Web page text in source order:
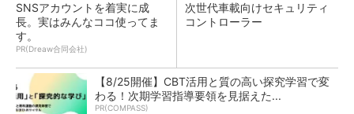
SNSアカウントを着実に成
長。実はみんなココ使ってま
す。
PR(Dreaw合同会社)
次世代車載向けセキュリティ
コントローラー
【8/25開催】CBT活用と質の高い探究学習で変
わる！次期学習指導要領を見据えた...
PR(COMPASS)